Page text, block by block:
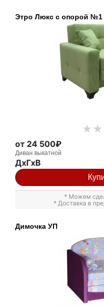
Этро Люкс с опорой №1
от 24 500₽
Диван выкатной
ДxГxВ
* Можем
* Доставка в
Димочка УП